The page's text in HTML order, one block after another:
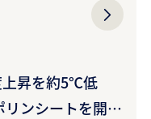
上昇を約5℃低
ンシートを開